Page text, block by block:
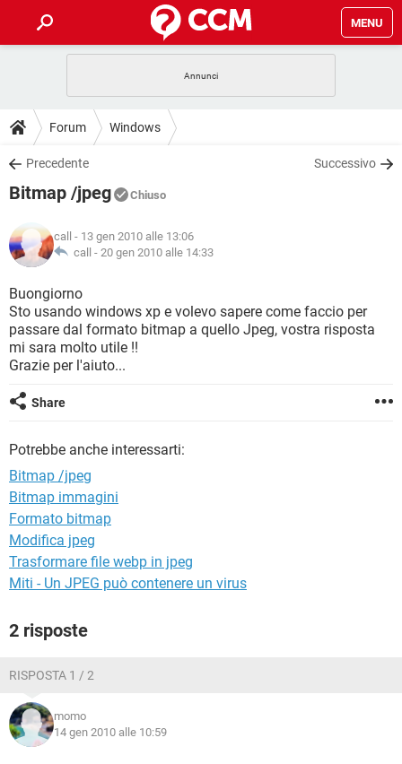
MENU
INTRATTENIMENTO
iOS
INSTAGRAM
HARDWARE
GUIDE
COVID-19
INSTAGRAM
TIKTOK
HARDWARE
DOWNLOAD
COVID-19
iOS
INSTAGRAM
TIKTOK FACEBOOK
HARDWARE
COVID-19
INTRATTENIMENTO
iOS
INSTAGRAM WHATSAPP
TIKTOK
HARDWARE
GLOSSARIO
COVID-19
INTRATTENIMENTO ANDROID
iOS
INSTAGRAM
TIKTOK
Forum Windows
Precedente Successivo
Bitmap /jpeg Chiuso
call - 13 gen 2010 alle 13:06
call - 20 gen 2010 alle 14:33
Buongiorno
Sto usando windows xp e volevo sapere come faccio per
passare dal formato bitmap a quello Jpeg, vostra risposta
mi sara molto utile !!
Grazie per l'aiuto...
Share
Potrebbe anche interessarti:
Bitmap /jpeg
Bitmap immagini
Formato bitmap
Modifica jpeg
Trasformare file webp in jpeg
Miti - Un JPEG può contenere un virus
2 risposte
RISPOSTA 1 / 2
momo
14 gen 2010 alle 10:59